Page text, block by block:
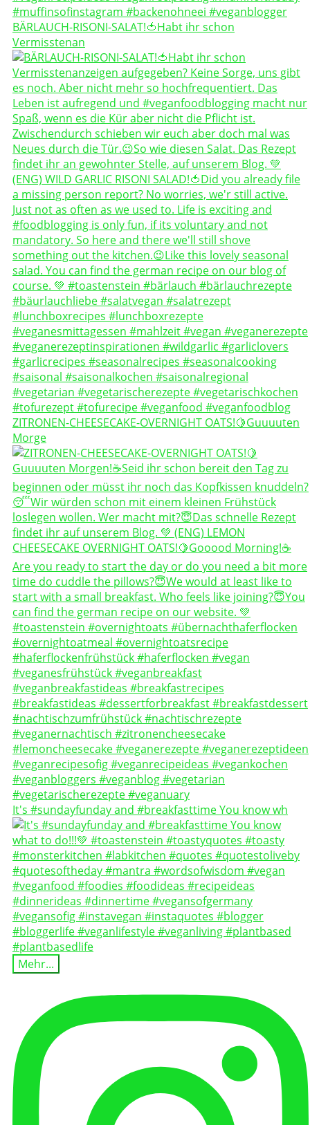
BÄRLAUCH-RISONI-SALAT!🍅Habt ihr schon
Vermisstenan
ZITRONEN-CHEESECAKE-OVERNIGHT OATS!🍋Guuuuten
Morge
It's #sundayfunday and #breakfasttime You know wh
Mehr...